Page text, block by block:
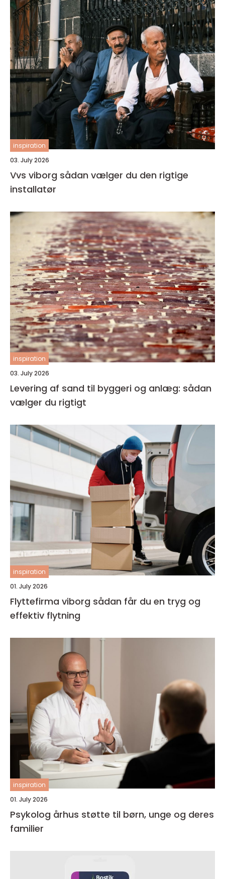
inspiration
03. July 2026
Vvs viborg sådan vælger du den rigtige
installatør
inspiration
03. July 2026
Levering af sand til byggeri og anlæg: sådan
vælger du rigtigt
inspiration
01. July 2026
Flyttefirma viborg sådan får du en tryg og
effektiv flytning
inspiration
01. July 2026
Psykolog århus støtte til børn, unge og deres
familier